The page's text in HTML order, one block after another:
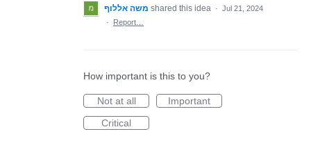
משה אללוף shared this idea · Jul 21, 2024
·
Report…
How important is this to you?
Not at all
Important
Critical